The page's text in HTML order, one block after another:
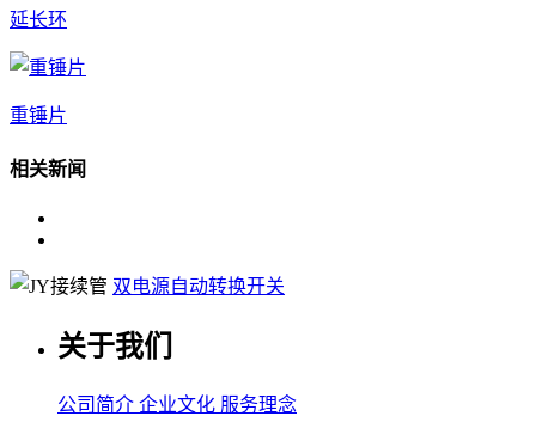
延长环
重锤片
相关新闻
双电源自动转换开关
关于我们
公司简介 企业文化 服务理念